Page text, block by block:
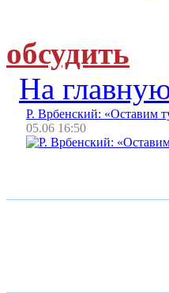
обсудить
На
Р. Врбенский: «Оставим
05.06 16:50